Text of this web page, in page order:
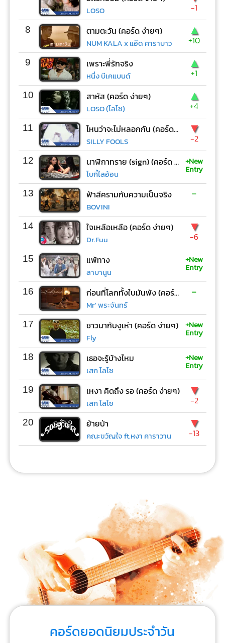
LOSO -1
8 ตามตะวัน (คอร์ด ง่ายๆ)
NUM KALA x แอ๊ด คาราบาว
▲
+10
9 เพราะพี่รักจริง
หนึ่ง บีเคแบนด์
▲
+1
10 สาหัส (คอร์ด ง่ายๆ)
LOSO (โลโซ)
▲
+4
11 ไหนว่าจะไม่หลอกกัน (คอร์ด ง่ายๆ)
SILLY FOOLS
▼
-2
12 นาฬิกาทราย (sign) (คอร์ด ง่ายๆ)
โบกี้ไลอ้อน
+New
Entry
13 ฟ้าสีครามกับความเป็นจริง
BOVINI
-
14 ใจเหลือเหลือ (คอร์ด ง่ายๆ)
Dr.Fuu
▼
-6
15 แพ้ทาง
ลาบานูน
+New
Entry
16 ก่อนที่โลกทั้งใบมันพัง (คอร์ด ง่ายๆ)
Mr’ พระจันทร์
-
17 ชาวนากับงูเห่า (คอร์ด ง่ายๆ)
Fly
+New
Entry
18 เธอจะรู้บ้างไหม
เสก โลโซ
+New
Entry
19 เหงา คิดถึง รอ (คอร์ด ง่ายๆ)
เสก โลโซ
▼
-2
20 ย้ายป่า
คณะขวัญใจ ft.หงา คาราวาน
▼
-13
คอร์ดยอดนิยมประจำวัน